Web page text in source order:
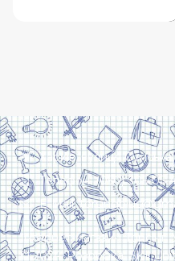
Харків, вулиця Сумська,
Телефон: (050) 305-05-
E-Mail:
Інтернет-магазин Торсінг.
© 2024. Розробка:Skill